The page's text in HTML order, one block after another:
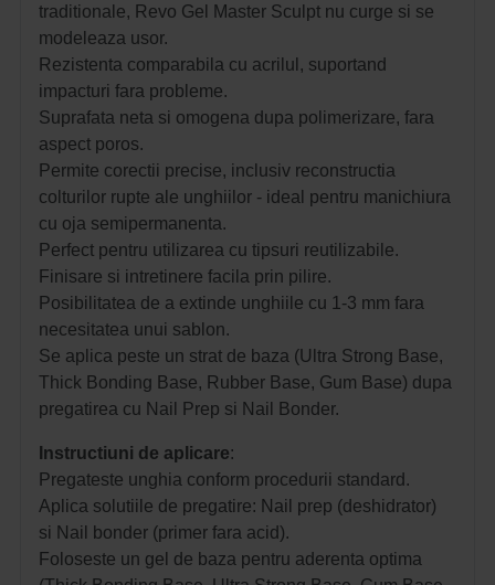
traditionale, Revo Gel Master Sculpt nu curge si se
modeleaza usor.
Rezistenta comparabila cu acrilul, suportand
impacturi fara probleme.
Suprafata neta si omogena dupa polimerizare, fara
aspect poros.
Permite corectii precise, inclusiv reconstructia
colturilor rupte ale unghiilor - ideal pentru manichiura
cu oja semipermanenta.
Perfect pentru utilizarea cu tipsuri reutilizabile.
Finisare si intretinere facila prin pilire.
Posibilitatea de a extinde unghiile cu 1-3 mm fara
necesitatea unui sablon.
Se aplica peste un strat de baza (Ultra Strong Base,
Thick Bonding Base, Rubber Base, Gum Base) dupa
pregatirea cu Nail Prep si Nail Bonder.
Instructiuni de aplicare:
Pregateste unghia conform procedurii standard.
Aplica solutiile de pregatire: N ail prep (deshidrator)
si Nail bonder (primer fara acid).
Foloseste un gel de baza pentru aderenta optima